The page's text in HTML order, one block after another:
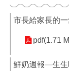
市長給家長的
pdf(1.71
鮮奶週報—生生